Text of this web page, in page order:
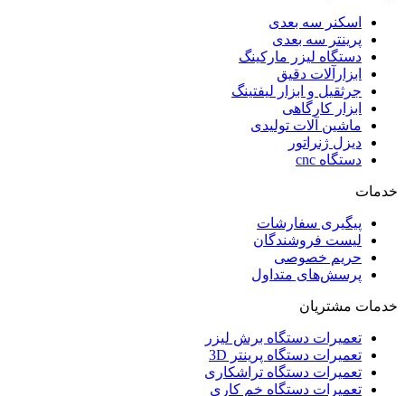
اسکنر سه بعدی
پرینتر سه بعدی
دستگاه لیزر مارکینگ
ابزارآلات دقیق
جرثقیل و ابزار لیفتینگ
ابزار کارگاهی
ماشین آلات تولیدی
دیزل ژنراتور
دستگاه cnc
خدمات
پیگیری سفارشات
لیست فروشندگان
حریم خصوصی
پرسش‌های متداول
خدمات مشتریان
تعمیرات دستگاه برش لیزر
تعمیرات دستگاه پرینتر 3D
تعمیرات دستگاه تراشکاری
تعمیرات دستگاه خم کاری